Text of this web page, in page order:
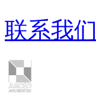
联系我们